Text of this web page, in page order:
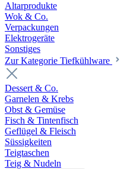
Altarprodukte
Wok & Co.
Verpackungen
Elektrogeräte
Sonstiges
Zur Kategorie Tiefkühlware
Dessert & Co.
Garnelen & Krebs
Obst & Gemüse
Fisch & Tintenfisch
Geflügel & Fleisch
Süssigkeiten
Teigtaschen
Teig & Nudeln